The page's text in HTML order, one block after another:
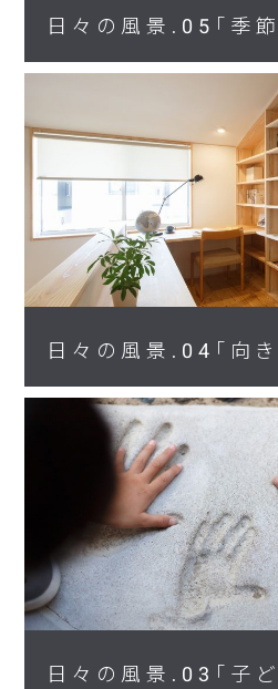
日々の風景.04「向き